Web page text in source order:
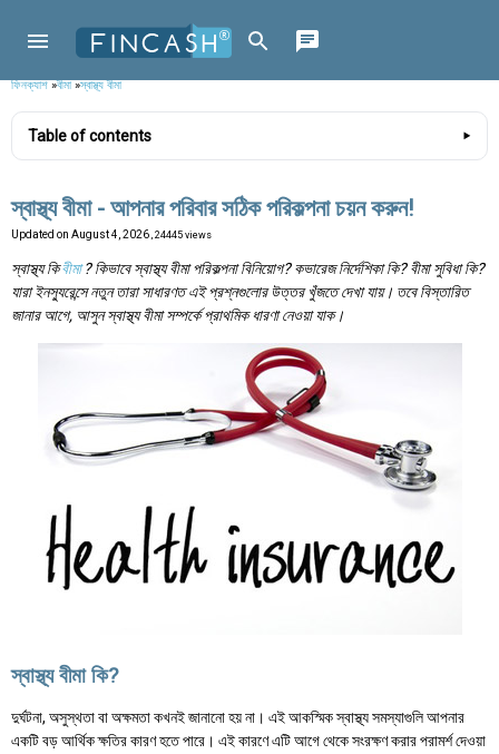
ফিনক্যাশ»বীমা»স্বাস্থ্য বীমা
Table of contents
স্বাস্থ্য বীমা - আপনার পরিবার সঠিক পরিকল্পনা চয়ন করুন!
Updated on August 4, 2026 , 24445 views
স্বাস্থ্য কিবীমা ? কিভাবে স্বাস্থ্য বীমা পরিকল্পনা বিনিয়োগ? কভারেজ নির্দেশিকা কি? বীমা সুবিধা কি?
যারা ইনস্যুরেন্সে নতুন তারা সাধারণত এই প্রশ্নগুলোর উত্তর খুঁজতে দেখা যায়। তবে বিস্তারিত
জানার আগে, আসুন স্বাস্থ্য বীমা সম্পর্কে প্রাথমিক ধারণা নেওয়া যাক।
স্বাস্থ্য বীমা কি?
দুর্ঘটনা, অসুস্থতা বা অক্ষমতা কখনই জানানো হয় না। এই আকস্মিক স্বাস্থ্য সমস্যাগুলি আপনার
একটি বড় আর্থিক ক্ষতির কারণ হতে পারে। এই কারণে এটি আগে থেকে সংরক্ষণ করার পরামর্শ দেওয়া